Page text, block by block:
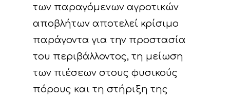
των παραγόμενων αγροτικών
αποβλήτων αποτελεί κρίσιμο
παράγοντα για την προστασία
του περιβάλλοντος, τη μείωση
των πιέσεων στους φυσικούς
πόρους και τη στήριξη της